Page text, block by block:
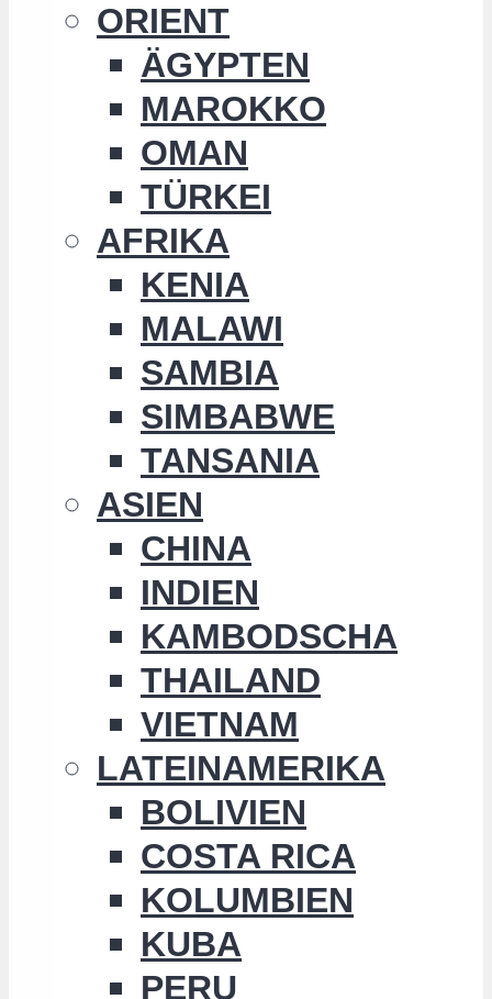
ORIENT
ÄGYPTEN
MAROKKO
OMAN
TÜRKEI
AFRIKA
KENIA
MALAWI
SAMBIA
SIMBABWE
TANSANIA
ASIEN
CHINA
INDIEN
KAMBODSCHA
THAILAND
VIETNAM
LATEINAMERIKA
BOLIVIEN
COSTA RICA
KOLUMBIEN
KUBA
PERU